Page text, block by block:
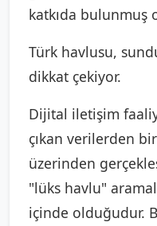
katkıda bulunmuş
Türk havlusu,
dikkat çekiyor.
Dijital iletişim
çıkan verilerden
üzerinden
"lüks havlu"
içinde olduğudur.